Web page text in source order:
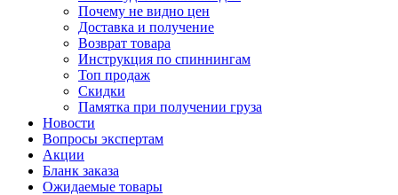
Почему не видно цен
Доставка и получение
Возврат товара
Инструкция по спиннингам
Топ продаж
Скидки
Памятка при получении груза
Новости
Вопросы экспертам
Акции
Бланк заказа
Ожидаемые товары